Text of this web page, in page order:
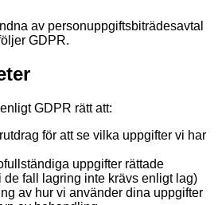
av personuppgiftsbiträdesavtal
GDPR.
GDPR rätt att:
för att se vilka uppgifter vi har
uppgifter rättade
de fall lagring inte krävs enligt lag)
av hur vi använder dina uppgifter